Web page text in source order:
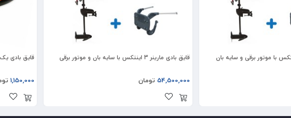
قایق بادی مارینر 3 اینتکس با سایه بان و موتور برقی
54,500,000 تومان
قایق بادی یک
1,150,000